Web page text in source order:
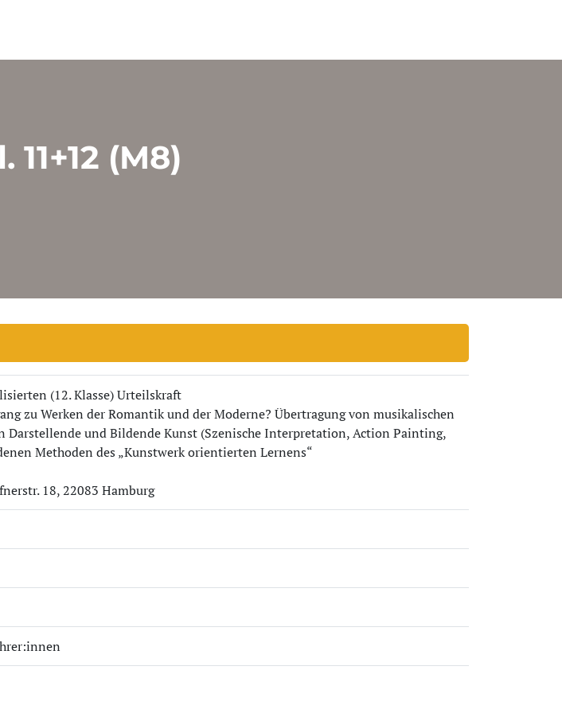
(M8)
(12. Klasse) Urteilskraft
zu Werken der Romantik und der Moderne? Übertragung von musikalischen
Darstellende und Bildende Kunst (Szenische Interpretation, Action Painting,
Methoden des „Kunstwerk orientierten Lernens“
18, 22083 Hamburg